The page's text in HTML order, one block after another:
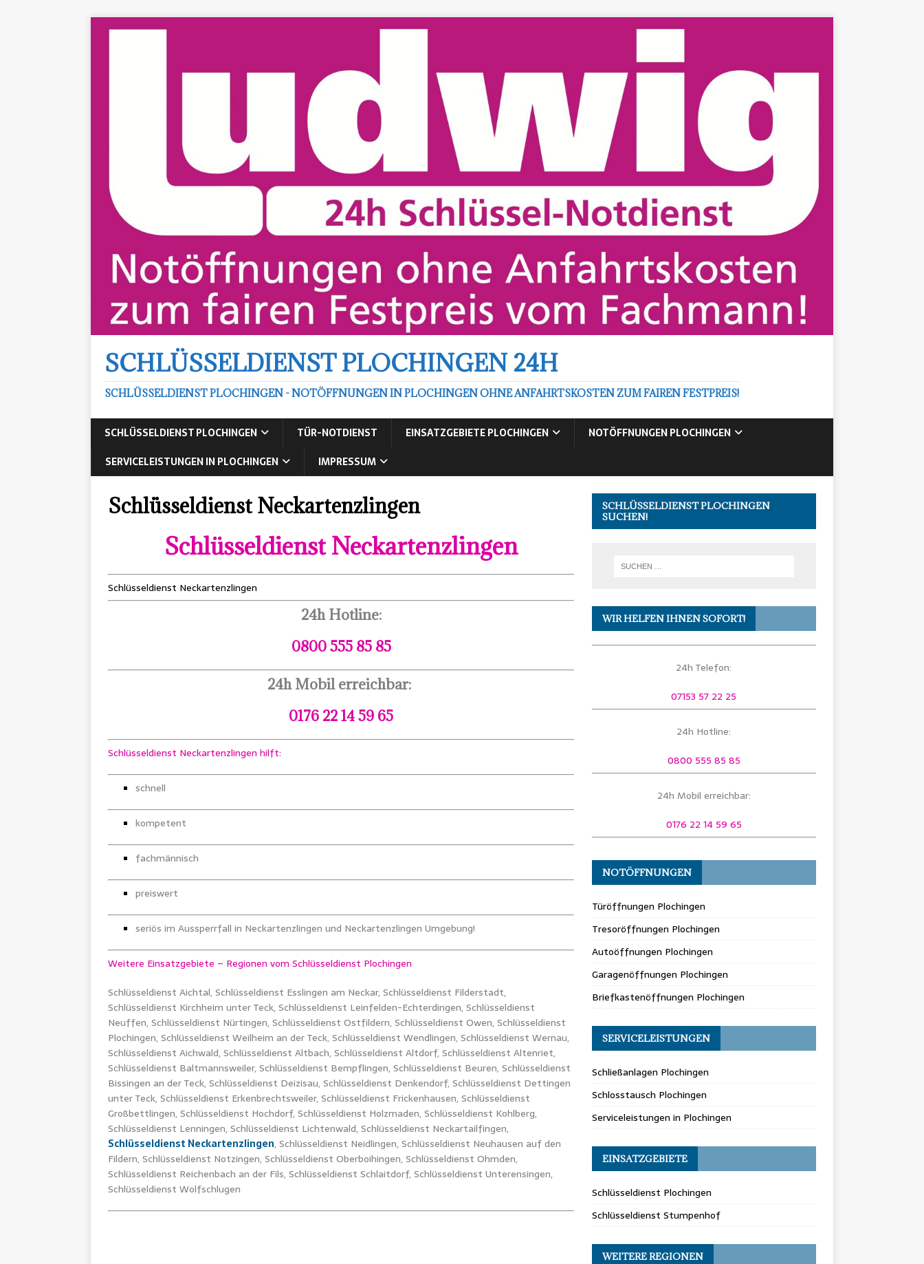
SCHLÜSSELDIENST PLOCHINGEN 24H
SCHLÜSSELDIENST PLOCHINGEN - NOTÖFFNUNGEN IN PLOCHINGEN OHNE ANFAHRTSKOSTEN ZUM FAIREN FESTPREIS!
SCHLÜSSELDIENST PLOCHINGEN TÜR-NOTDIENST EINSATZGEBIETE PLOCHINGEN
NOTÖFFNUNGEN PLOCHINGEN
SERVICELEISTUNGEN IN PLOCHINGEN
IMPRESSUM
Schlüsseldienst Neckartenzlingen
Schlüsseldienst Neckartenzlingen
Schlüsseldienst Neckartenzlingen
24h Hotline:
0800 555 85 85
24h Mobil erreichbar:
0176 22 14 59 65
Schlüsseldienst Neckartenzlingen hilft:
schnell
kompetent
fachmännisch
preiswert
seriös im Aussperrfall in Neckartenzlingen und Neckartenzlingen Umgebung!
Weitere Einsatzgebiete – Regionen vom Schlüsseldienst Plochingen
Schlüsseldienst Aichtal, Schlüsseldienst Esslingen am Neckar, Schlüsseldienst Filderstadt,
Schlüsseldienst Kirchheim unter Teck, Schlüsseldienst Leinfelden-Echterdingen, Schlüsseldienst
Neuffen, Schlüsseldienst Nürtingen, Schlüsseldienst Ostfildern, Schlüsseldienst Owen, Schlüsseldienst
Plochingen, Schlüsseldienst Weilheim an der Teck, Schlüsseldienst Wendlingen, Schlüsseldienst Wernau,
Schlüsseldienst Aichwald, Schlüsseldienst Altbach, Schlüsseldienst Altdorf, Schlüsseldienst Altenriet,
Schlüsseldienst Baltmannsweiler, Schlüsseldienst Bempflingen, Schlüsseldienst Beuren, Schlüsseldienst
Bissingen an der Teck, Schlüsseldienst Deizisau, Schlüsseldienst Denkendorf, Schlüsseldienst Dettingen
unter Teck, Schlüsseldienst Erkenbrechtsweiler, Schlüsseldienst Frickenhausen, Schlüsseldienst
Großbettlingen, Schlüsseldienst Hochdorf, Schlüsseldienst Holzmaden, Schlüsseldienst Kohlberg,
Schlüsseldienst Lenningen, Schlüsseldienst Lichtenwald, Schlüsseldienst Neckartailfingen,
Schlüsseldienst Neckartenzlingen, Schlüsseldienst Neidlingen, Schlüsseldienst Neuhausen auf den
Fildern, Schlüsseldienst Notzingen, Schlüsseldienst Oberboihingen, Schlüsseldienst Ohmden,
Schlüsseldienst Reichenbach an der Fils, Schlüsseldienst Schlaitdorf, Schlüsseldienst Unterensingen,
Schlüsseldienst Wolfschlugen
SCHLÜSSELDIENST PLOCHINGEN
SUCHEN!
WIR HELFEN IHNEN SOFORT!
24h Telefon:
07153 57 22 25
24h Hotline:
0800 555 85 85
24h Mobil erreichbar:
0176 22 14 59 65
NOTÖFFNUNGEN
Türöffnungen Plochingen
Tresoröffnungen Plochingen
Autoöffnungen Plochingen
Garagenöffnungen Plochingen
Briefkastenöffnungen Plochingen
SERVICELEISTUNGEN
Schließanlagen Plochingen
Schlosstausch Plochingen
Serviceleistungen in Plochingen
EINSATZGEBIETE
Schlüsseldienst Plochingen
Schlüsseldienst Stumpenhof
WEITERE REGIONEN